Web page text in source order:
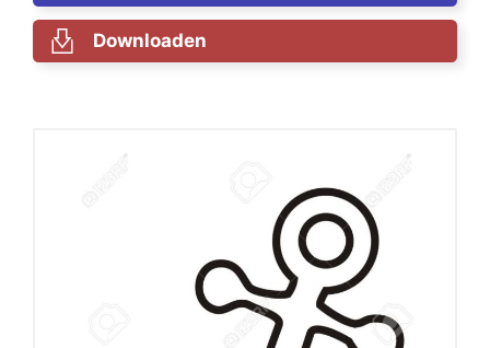
Downloaden